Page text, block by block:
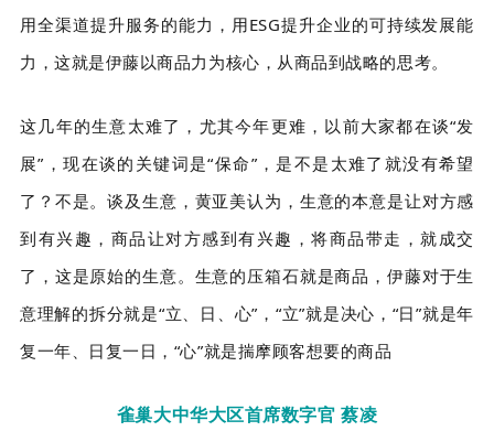
用全渠道提升服务的能力，用ESG提升企业的可持续发展能
力，这就是伊藤以商品力为核心，从商品到战略的思考。
这几年的生意太难了，尤其今年更难，以前大家都在谈“发
展”，现在谈的关键词是“保命”，是不是太难了就没有希望
了？不是。谈及生意，黄亚美认为，生意的本意是让对方感
到有兴趣，商品让对方感到有兴趣，将商品带走，就成交
了，这是原始的生意。生意的压箱石就是商品，伊藤对于生
意理解的拆分就是“立、日、心”，“立”就是决心，“日”就是年
复一年、日复一日，“心”就是揣摩顾客想要的商品
雀巢大中华大区首席数字官 蔡凌